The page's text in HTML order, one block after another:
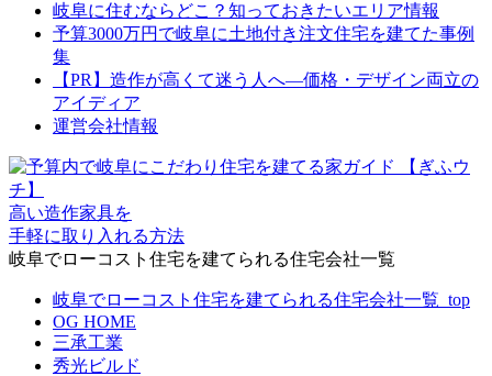
岐阜に住むならどこ？知っておきたいエリア情報
予算3000万円で岐阜に土地付き注文住宅を建てた事例
集
【PR】造作が高くて迷う人へ―価格・デザイン両立の
アイディア
運営会社情報
高い造作家具を
手軽に取り入れる方法
岐阜でローコスト住宅を建てられる住宅会社一覧
岐阜でローコスト住宅を建てられる住宅会社一覧_top
OG HOME
三承工業
秀光ビルド